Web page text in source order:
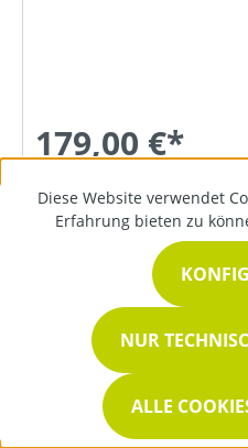
179,00 €*
Diese Website verwendet
Erfahrung bieten zu
NUR
ALLE